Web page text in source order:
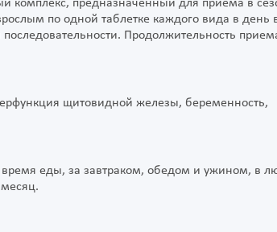
комплекс, предназначенный для приема в
по одной таблетке каждого вида в день
Продолжительность
щитовидной железы, беременность,
еды, за завтраком, обедом и ужином, в